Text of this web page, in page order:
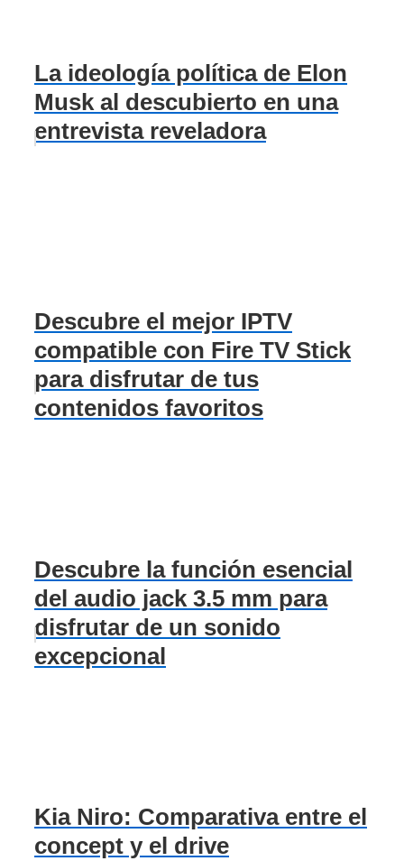
La ideología política de Elon
Musk al descubierto en una
entrevista reveladora
Descubre el mejor IPTV
compatible con Fire TV Stick
para disfrutar de tus
contenidos favoritos
Descubre la función esencial
del audio jack 3.5 mm para
disfrutar de un sonido
excepcional
Kia Niro: Comparativa entre el
concept y el drive